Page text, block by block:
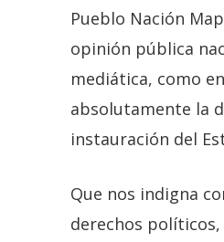
Pueblo Nación
opinión pública
mediática, como
absolutamente la
instauración del
Que nos indigna
derechos